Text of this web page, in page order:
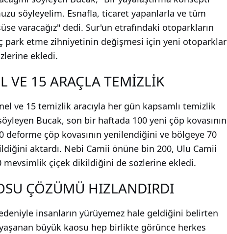
söyleyelim. Esnafla, ticaret yapanlarla ve tüm
varacağız" dedi. Sur'un etrafındaki otoparkların
park etme zihniyetinin değişmesi için yeni otoparklar
ekledi.
VE 15 ARAÇLA TEMİZLİK
ve 15 temizlik aracıyla her gün kapsamlı temizlik
Bucak, son bir haftada 100 yeni çöp kovasının
çöp kovasının yenilendiğini ve bölgeye 70
aktardı. Nebi Camii önüne bin 200, Ulu Camii
mevsimlik çiçek dikildiğini de sözlerine ekledi.
ÇÖZÜMÜ HIZLANDIRDI
insanların yürüyemez hale geldiğini belirten
büyük kaosu hep birlikte görünce herkes